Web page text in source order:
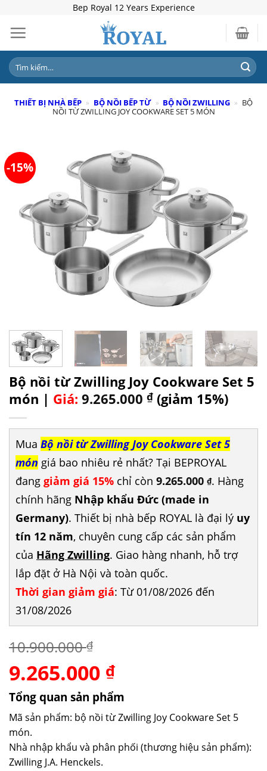
content
Bep Royal 12 Years Experience
Tìm
kiếm:
THIẾT BỊ NHÀ BẾP » BỘ NỒI BẾP TỪ » BỘ NỒI ZWILLING » BỘ
NỒI TỪ ZWILLING JOY COOKWARE SET 5 MÓN
-15%
Bộ nồi từ Zwilling Joy Cookware Set 5
món | Giá: 9.265.000 ₫ (giảm 15%)
Mua Bộ nồi từ Zwilling Joy Cookware Set 5
món giá bao nhiêu rẻ nhất? Tại BEPROYAL
đang giảm giá 15% chỉ còn 9.265.000 ₫. Hàng
chính hãng Nhập khẩu Đức (made in
Germany). Thiết bị nhà bếp ROYAL là đại lý uy
tín 12 năm, chuyên cung cấp các sản phẩm
của Hãng Zwilling. Giao hàng nhanh, hỗ trợ
lắp đặt ở Hà Nội và toàn quốc.
Thời gian giảm giá: Từ 01/08/2026 đến
31/08/2026
10.900.000₫
Giá
gốc
là:
10.900.000 ₫.
9.265.000 ₫Giá
tại
là:
9.265.000 ₫.
Tổng quan sản phẩm
Mã sản phẩm: bộ nồi từ Zwilling Joy Cookware Set 5
món.
Nhà nhập khẩu và phân phối (thương hiệu sản phẩm):
Zwilling J.A. Henckels.